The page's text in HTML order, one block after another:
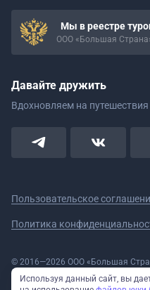
Мы в реестре
ООО «Большая
Давайте дружить
Вдохновляем на путешествия
Пользовательское
Политика
© 2016—2026 ООО «Большая
5908078160/590801001 ОГРН
Номер в реестре
Используя данный сайт, вы